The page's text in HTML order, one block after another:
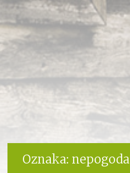
Oznaka: nepogoda